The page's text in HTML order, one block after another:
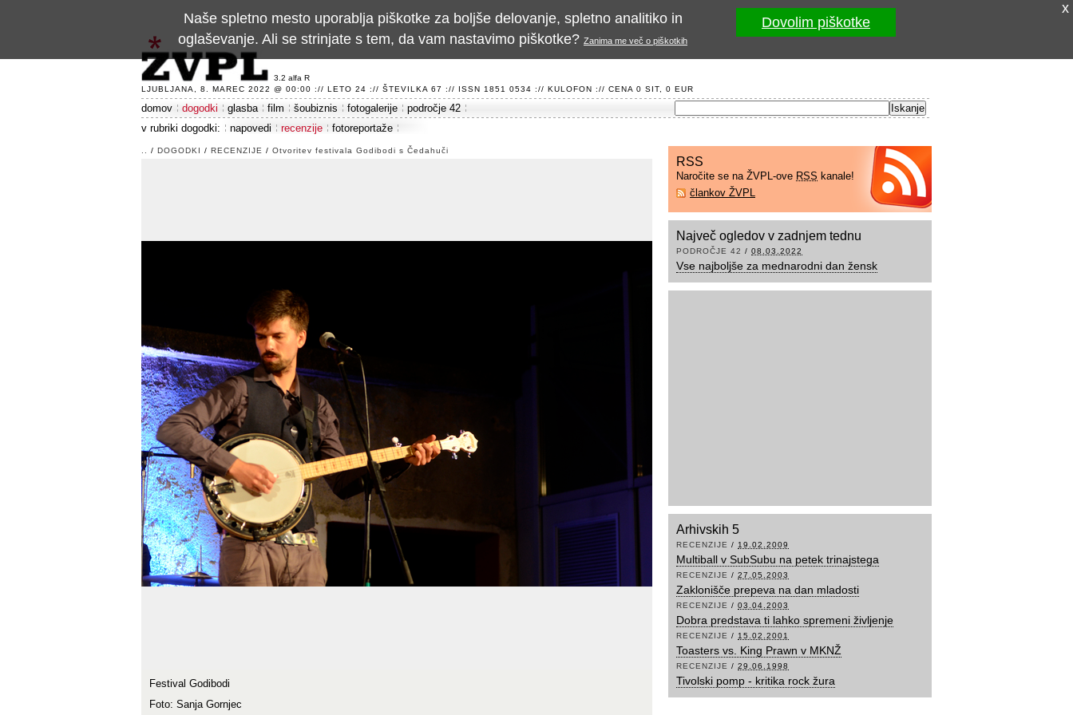
3.2 alfa R
LJUBLJANA, 8. MAREC 2022 @ 00:00 :// LETO 24 :// ŠTEVILKA 67 :// ISSN 1851 0534 :// KULOFON :// CENA 0 SIT, 0 EUR
domov dogodki glasba film šoubiznis fotogalerije
področje 42
v rubriki dogodki:
napovedi recenzije fotoreportaže
/ DOGODKI / RECENZIJE / Otvoritev festivala Godibodi s Čedahuči
Festival Godibodi
Foto: Sanja Gornjec
RSS
Naročite se na ŽVPL-ove RSS kanale!
člankov ŽVPL
Največ ogledov v zadnjem tednu
PODROČJE 42 / 08.03.2022
Vse najboljše za mednarodni dan žensk
Arhivskih 5
RECENZIJE / 19.02.2009
Multiball v SubSubu na petek trinajstega
RECENZIJE / 27.05.2003
Zaklonišče prepeva na dan mladosti
RECENZIJE / 03.04.2003
Dobra predstava ti lahko spremeni življenje
RECENZIJE / 15.02.2001
Toasters vs. King Prawn v MKNŽ
RECENZIJE / 29.06.1998
Tivolski pomp - kritika rock žura
x
Naše spletno mesto uporablja piškotke za boljše delovanje, spletno analitiko in
oglaševanje. Ali se strinjate s tem, da vam nastavimo piškotke? Zanima me več o piškotkih
Dovolim piškotke